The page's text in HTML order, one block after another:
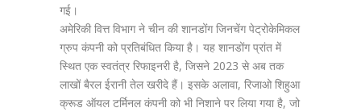
गई।
अमेरिकी वित्त विभाग ने चीन की शानडोंग जिनचेंग पेट्रोकेमिकल
ग्रुप कंपनी को प्रतिबंधित किया है। यह शानडोंग प्रांत में
स्थित एक स्वतंत्र रिफाइनरी है, जिसने 2023 से अब तक
लाखों बैरल ईरानी तेल खरीदे हैं। इसके अलावा, रिजाओ शिहुआ
क्रूड ऑयल टर्मिनल कंपनी को भी निशाने पर लिया गया है, जो